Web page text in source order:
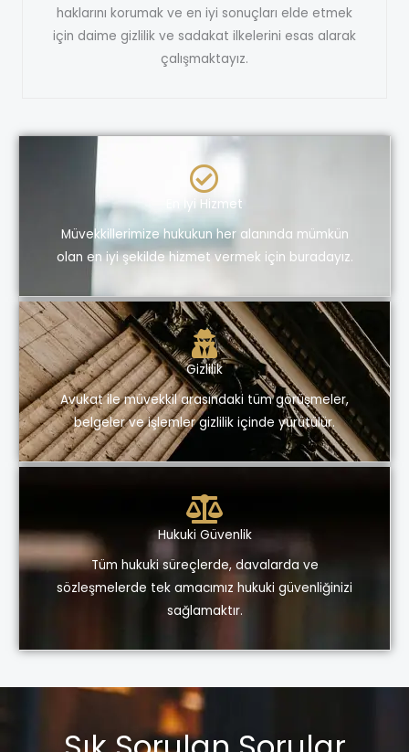
haklarını korumak ve en iyi sonuçları elde etmek
için daime gizlilik ve sadakat ilkelerini esas alarak
çalışmaktayız.
En İyi Hizmet
Müvekkillerimize hukukun her alanında mümkün
olan en iyi şekilde hizmet vermek için buradayız.
Gizlilik
Avukat ile müvekkil arasındaki tüm görüşmeler,
belgeler ve işlemler gizlilik içinde yürütülür.
Hukuki Güvenlik
Tüm hukuki süreçlerde, davalarda ve
sözleşmelerde tek amacımız hukuki güvenliğinizi
sağlamaktır.